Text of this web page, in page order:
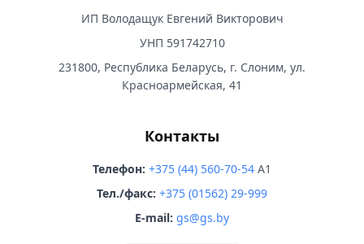
ИП Володащук Евгений Викторович
УНП 591742710
231800, Республика Беларусь, г. Слоним, ул.
Красноармейская, 41
Контакты
Телефон: +375 (44) 560-70-54 A1
Тел./факс: +375 (01562) 29-999
E-mail: gs@gs.by